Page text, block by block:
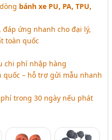
bánh xe PU, PA, TPU,
ứng nhanh cho đại lý,
toàn quốc
chi phí nhập hàng
– hỗ trợ gửi mẫu nhanh
trong 30 ngày nếu phát